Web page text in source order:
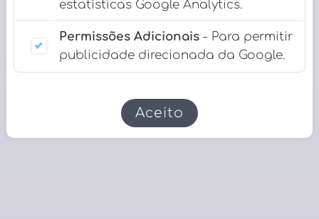
estatísticas Google Analytics.
Permissões Adicionais - Para permitir
publicidade direcionada da Google.
Aceito